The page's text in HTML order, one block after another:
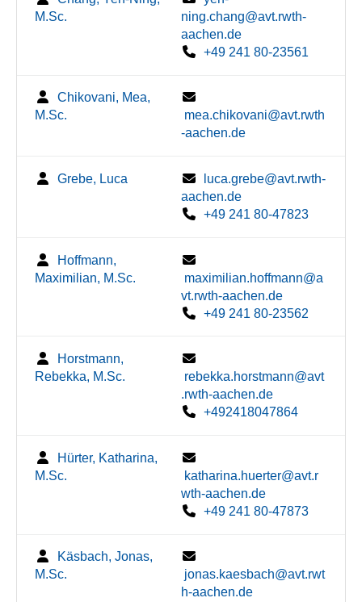
M.Sc.
ning.chang@avt.rwth-
aachen.de
+49 241 80-23561
Chikovani, Mea,
M.Sc.
mea.chikovani@avt.rwth
-aachen.de
Grebe, Luca
luca.grebe@avt.rwth-
aachen.de
+49 241 80-47823
Hoffmann,
Maximilian, M.Sc.
maximilian.hoffmann@a
vt.rwth-aachen.de
+49 241 80-23562
Horstmann,
Rebekka, M.Sc.
rebekka.horstmann@avt
.rwth-aachen.de
+492418047864
Hürter, Katharina,
M.Sc.
katharina.huerter@avt.r
wth-aachen.de
+49 241 80-47873
Käsbach, Jonas,
M.Sc.
jonas.kaesbach@avt.rwt
h-aachen.de